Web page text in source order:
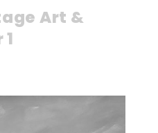
Art &